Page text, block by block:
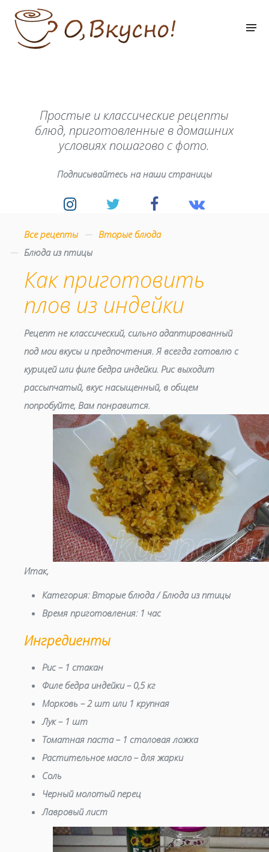
Простые и классические рецепты
блюд, приготовленные в домашних
условиях пошагово с фото.
Подписывайтесь на наши страницы
Все рецепты
Вторые блюда
Блюда из птицы
Как приготовить
плов из индейки
Рецепт не классический, сильно адаптированный
под мои вкусы и предпочтения. Я всегда готовлю с
курицей или филе бедра индейки. Рис выходит
рассыпчатый, вкус насыщенный, в общем
попробуйте, Вам понравится.
Итак,
Категория:Вторые блюда / Блюда из птицы
Время приготовления: 1 час
Ингредиенты
Рис – 1 стакан
Филе бедра индейки – 0,5 кг
Морковь – 2 шт или 1 крупная
Лук – 1 шт
Томатная паста – 1 столовая ложка
Растительное масло – для жарки
Соль
Черный молотый перец
Лавровый лист